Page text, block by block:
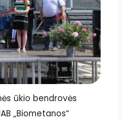
ūkio bendrovės
„Biometanos“